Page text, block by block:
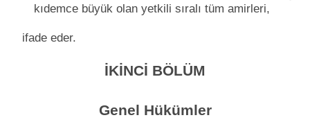
kıdemce büyük olan yetkili sıralı tüm amirleri,
ifade eder.
İKİNCİ BÖLÜM
Genel Hükümler